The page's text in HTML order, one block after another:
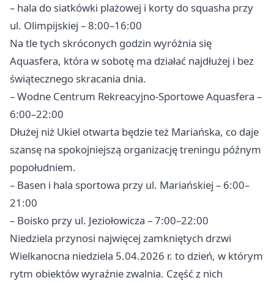
– hala do siatkówki plażowej i korty do squasha przy
ul. Olimpijskiej – 8:00–16:00
Na tle tych skróconych godzin wyróżnia się
Aquasfera, która w sobotę ma działać najdłużej i bez
świątecznego skracania dnia.
– Wodne Centrum Rekreacyjno-Sportowe Aquasfera –
6:00–22:00
Dłużej niż Ukiel otwarta będzie też Mariańska, co daje
szansę na spokojniejszą organizację treningu późnym
popołudniem.
– Basen i hala sportowa przy ul. Mariańskiej – 6:00–
21:00
– Boisko przy ul. Jeziołowicza – 7:00–22:00
Niedziela przynosi najwięcej zamkniętych drzwi
Wielkanocna niedziela 5.04.2026 r. to dzień, w którym
rytm obiektów wyraźnie zwalnia. Część z nich